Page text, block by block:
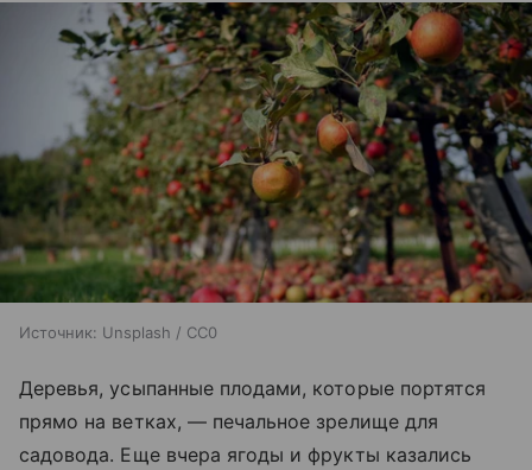
Источник: Unsplash / CC0
Деревья, усыпанные плодами, которые портятся
прямо на ветках, — печальное зрелище для
садовода. Еще вчера ягоды и фрукты казались